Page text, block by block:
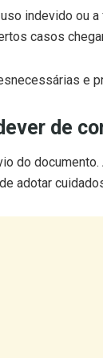
indevido ou
casos
e
de
do
adotar